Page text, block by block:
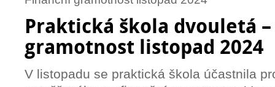
Praktická škola dvouletá
gramotnost listopad 2024
V listopadu se praktická škola účastnila